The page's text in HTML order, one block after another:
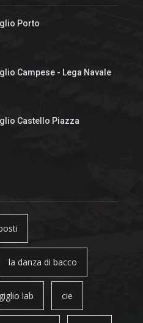
Porto
Campese - Lega Navale
Castello Piazza
la danza di bacco
giglio lab cie